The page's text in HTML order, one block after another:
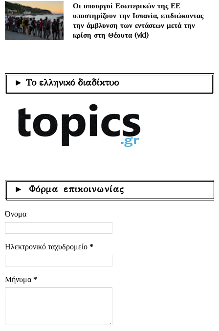
Οι υπουργοί Εσωτερικών της ΕΕ
υποστηρίζουν την Ισπανία, επιδιώκοντας
την άμβλυνση των εντάσεων μετά την
κρίση στη Θέουτα (vid)
► Το ελληνικό διαδίκτυο
► Φόρμα επικοινωνίας
Όνομα
Ηλεκτρονικό ταχυδρομείο *
Μήνυμα *